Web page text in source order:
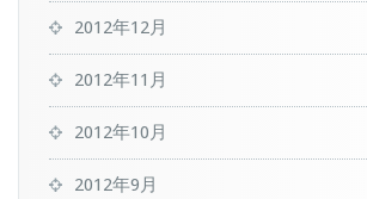
2012年12月
2012年11月
2012年10月
2012年9月